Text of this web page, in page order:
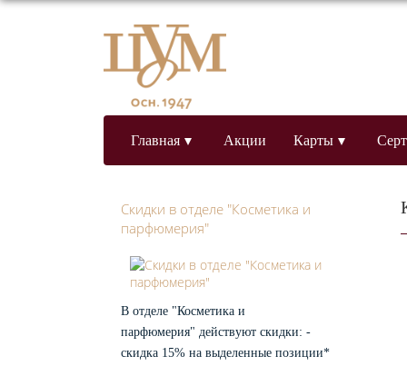
Главная Акции Карты
Скидки в отделе "Косметика и
парфюмерия"
В отделе "Косметика и
парфюмерия" действуют скидки: -
скидка 15% на выделенные позиции*